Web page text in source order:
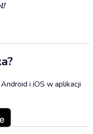
i iOS w aplikacji